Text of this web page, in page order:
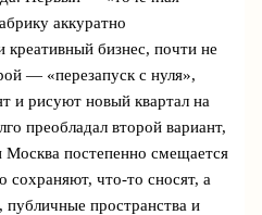
аккуратно
креативный бизнес, почти не
— «перезапуск с нуля»,
и рисуют новый квартал на
преобладал второй вариант,
Москва постепенно смещается
сохраняют, что-то сносят, а
публичные пространства и